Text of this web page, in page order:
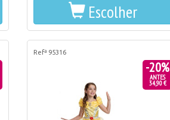
Escolher
Refª 95316
-20%
ANTES
34,90 €